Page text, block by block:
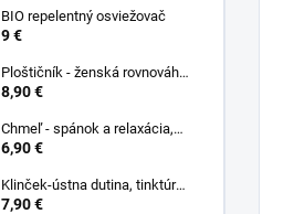
BIO repelentný osviežovač
9 €
Ploštičník - ženská rovnováha,
50 ml
8,90 €
Chmeľ - spánok a relaxácia,
50 ml
6,90 €
Klinček-ústna dutina, tinktúra
50 ml
7,90 €